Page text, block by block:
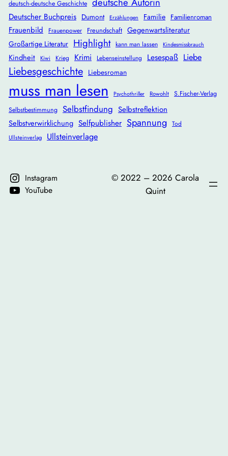
deutsch-deutsche Geschichte
Deutscher Buchpreis Dumont Erzählungen Familie Familienroman
Frauenbild Frauenpower Freundschaft Gegenwartsliteratur
Großartige Literatur Highlight kann man lassen Kindesmissbrauch
Kindheit Kiwi Krieg Krimi Lebenseinstellung Lesespaß Liebe
Liebesgeschichte Liebesroman
muss man lesen Psychothriller Rowohlt
S.Fischer-Verlag
Selbstbestimmung Selbstfindung Selbstreflektion
Selbstverwirklichung Selfpublisher Spannung Tod
Ullsteinverlag Ullsteinverlage
Instagram
YouTube
©️ 2022 – 2026 Carola
Quint